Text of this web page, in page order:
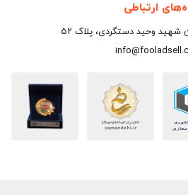
ارتباطی
شهید وحید دستگردی، پلاک ۵۲